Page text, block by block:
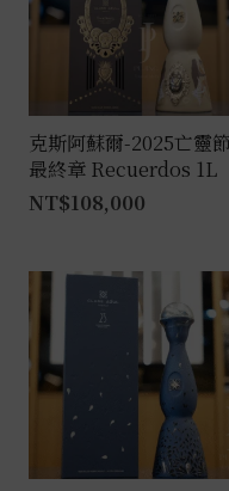
克斯阿蘇爾-2025亡靈節
最終章 Recuerdos 1L
NT$108,000